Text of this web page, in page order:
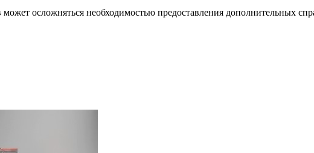
осложняться необходимостью предоставления дополнительных